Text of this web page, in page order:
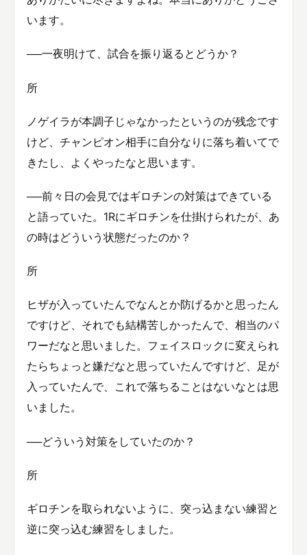
います。
──一夜明けて、試合を振り返るとどうか？
所
ノゲイラが本調子じゃなかったというのが残念です
けど、チャンピオン相手に自分なりに落ち着いてで
きたし、よくやったなと思います。
──前々日の会見ではギロチンの対策はできている
と語っていた。1Rにギロチンを仕掛けられたが、あ
の時はどういう状態だったのか？
所
ヒザが入っていたんでなんとか防げるかと思ったん
ですけど、それでも結構苦しかったんで、相当のパ
ワーだなと思いました。フェイスロックに変えられ
たらちょっと嫌だなと思っていたんですけど、足が
入っていたんで、これで落ちることはないなとは思
いました。
──どういう対策をしていたのか？
所
ギロチンを取られないように、突っ込まない練習と
逆に突っ込む練習をしました。